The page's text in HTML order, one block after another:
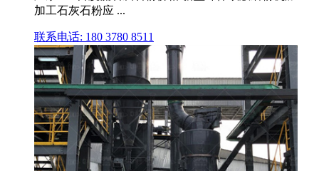
加工石灰石粉应 ...
联系电话: 180 3780 8511